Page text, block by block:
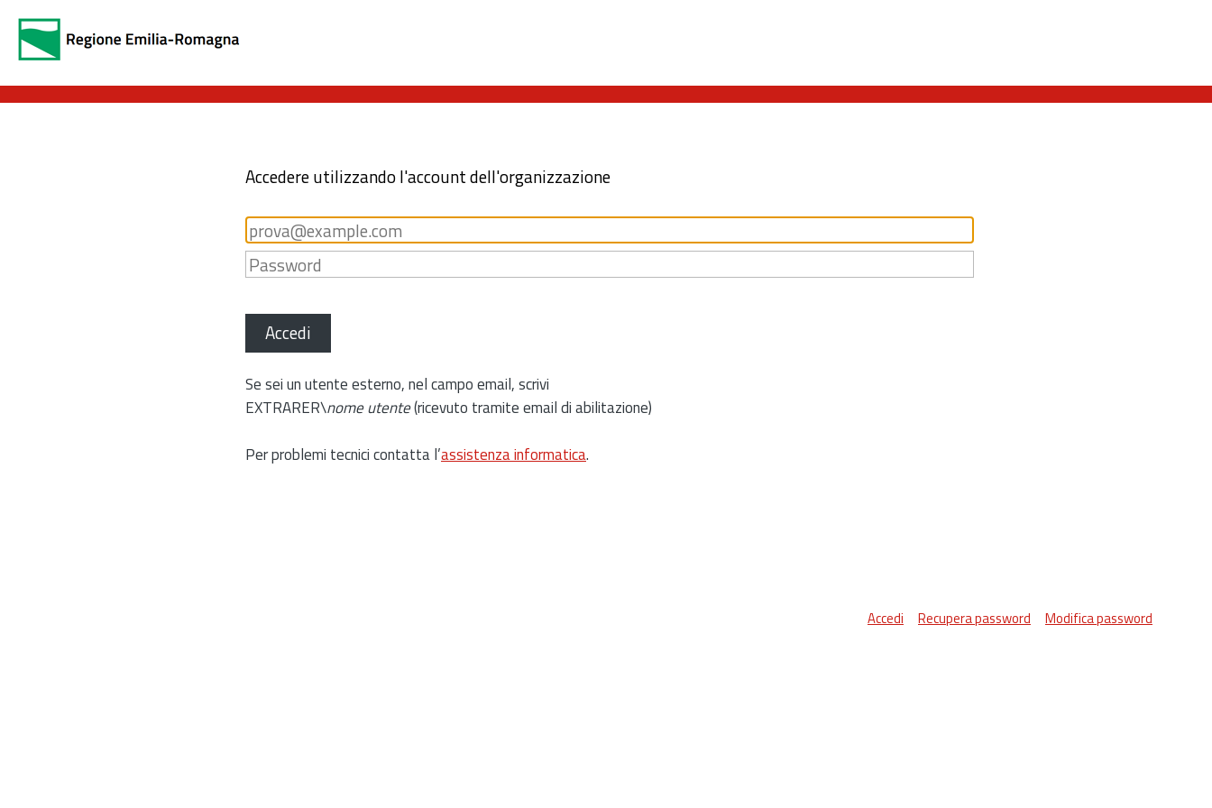
Accedere utilizzando l'account dell'organizzazione
Accedi
Se sei un utente esterno, nel campo email, scrivi
EXTRARER\nome utente(ricevuto tramite email di abilitazione)
Per problemi tecnici contatta l’assistenza informatica.
Accedi Recupera password Modifica password